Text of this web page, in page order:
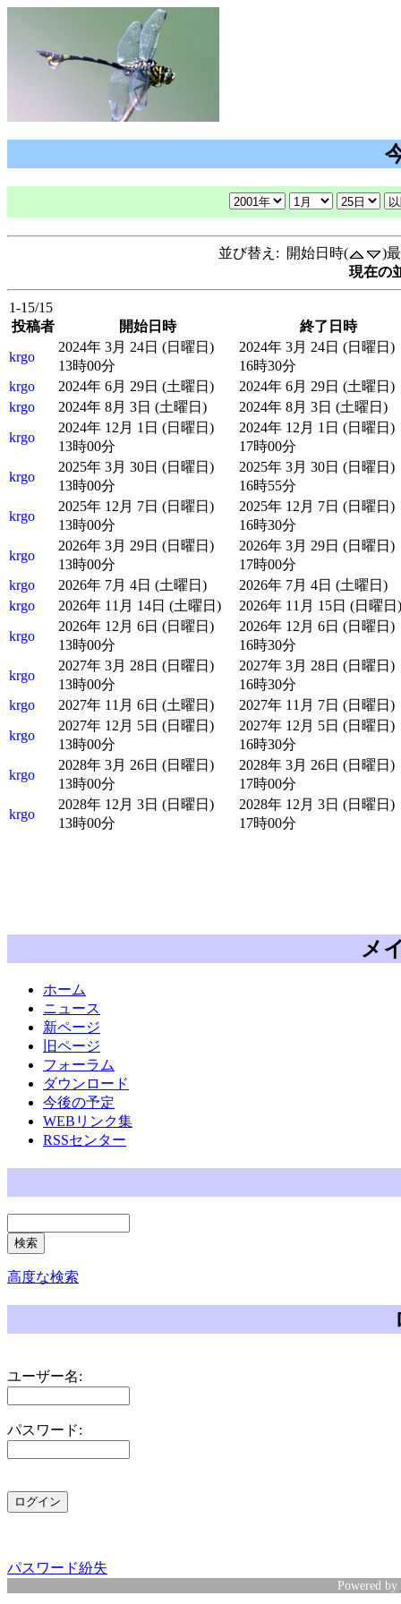
並び替え: 開始日時(
)
現在の
1-15/15
投稿者
開始日時
終了日時
krgo
2024年 3月 24日 (日曜日)
13時00分
2024年 3月 24日 (日曜日)
16時30分
krgo
2024年 6月 29日 (土曜日)
2024年 6月 29日 (土曜日)
krgo
2024年 8月 3日 (土曜日)
2024年 8月 3日 (土曜日)
krgo
2024年 12月 1日 (日曜日)
13時00分
2024年 12月 1日 (日曜日)
17時00分
krgo
2025年 3月 30日 (日曜日)
13時00分
2025年 3月 30日 (日曜日)
16時55分
krgo
2025年 12月 7日 (日曜日)
13時00分
2025年 12月 7日 (日曜日)
16時30分
krgo
2026年 3月 29日 (日曜日)
13時00分
2026年 3月 29日 (日曜日)
17時00分
krgo
2026年 7月 4日 (土曜日)
2026年 7月 4日 (土曜日)
krgo
2026年 11月 14日 (土曜日)
2026年 11月 15日 (日曜日)
krgo
2026年 12月 6日 (日曜日)
13時00分
2026年 12月 6日 (日曜日)
16時30分
krgo
2027年 3月 28日 (日曜日)
13時00分
2027年 3月 28日 (日曜日)
16時30分
krgo
2027年 11月 6日 (土曜日)
2027年 11月 7日 (日曜日)
krgo
2027年 12月 5日 (日曜日)
13時00分
2027年 12月 5日 (日曜日)
16時30分
krgo
2028年 3月 26日 (日曜日)
13時00分
2028年 3月 26日 (日曜日)
17時00分
krgo
2028年 12月 3日 (日曜日)
13時00分
2028年 12月 3日 (日曜日)
17時00分
メ
ホーム
ニュース
新ページ
旧ページ
フォーラム
ダウンロード
今後の予定
WEBリンク集
RSSセンター
高度な検索
ユーザー名:
パスワード:
パスワード紛失
Powered by